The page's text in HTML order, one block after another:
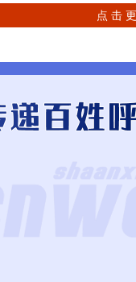
点 击